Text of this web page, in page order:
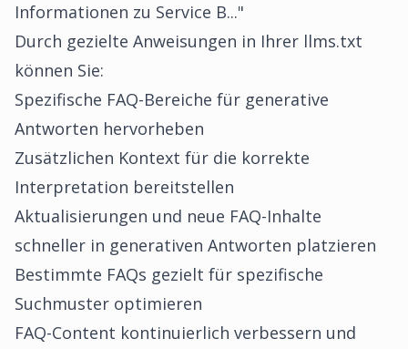
Informationen zu Service B..."
Durch gezielte Anweisungen in Ihrer llms.txt
können Sie:
Spezifische FAQ-Bereiche für generative
Antworten hervorheben
Zusätzlichen Kontext für die korrekte
Interpretation bereitstellen
Aktualisierungen und neue FAQ-Inhalte
schneller in generativen Antworten platzieren
Bestimmte FAQs gezielt für spezifische
Suchmuster optimieren
FAQ-Content kontinuierlich verbessern und